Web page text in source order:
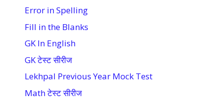
Error in Spelling
Fill in the Blanks
GK In English
GK टेस्ट सीरीज
Lekhpal Previous Year Mock Test
Math टेस्ट सीरीज